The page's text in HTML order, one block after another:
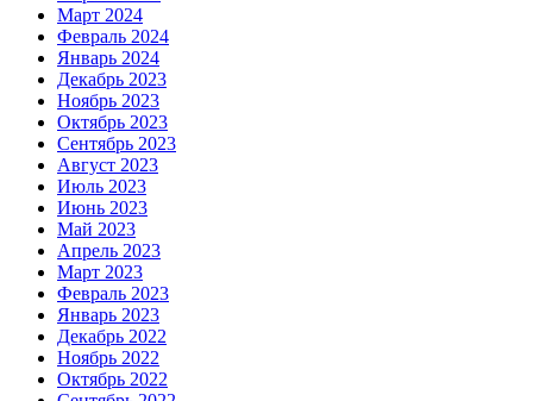
Март 2024
Февраль 2024
Январь 2024
Декабрь 2023
Ноябрь 2023
Октябрь 2023
Сентябрь 2023
Август 2023
Июль 2023
Июнь 2023
Май 2023
Апрель 2023
Март 2023
Февраль 2023
Январь 2023
Декабрь 2022
Ноябрь 2022
Октябрь 2022